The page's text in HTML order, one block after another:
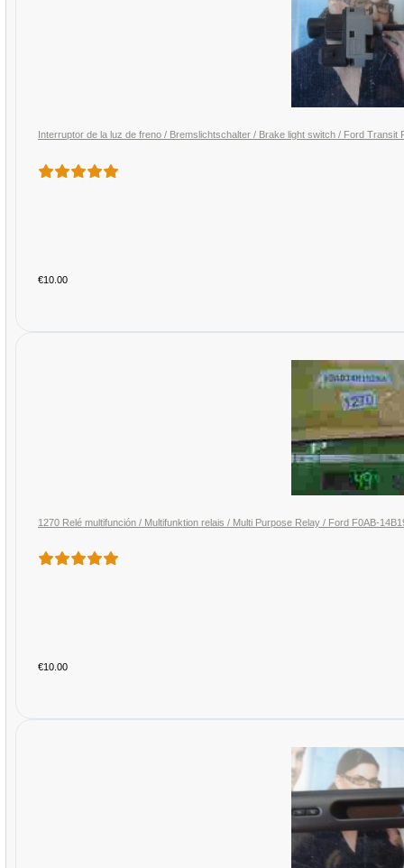
Interruptor de la luz de freno / Bremslichtschalter / Brake light switch / Ford Transit
€10.00
1270 Relé multifunción / Multifunktion relais / Multi Purpose Relay / Ford F0AB-
€10.00